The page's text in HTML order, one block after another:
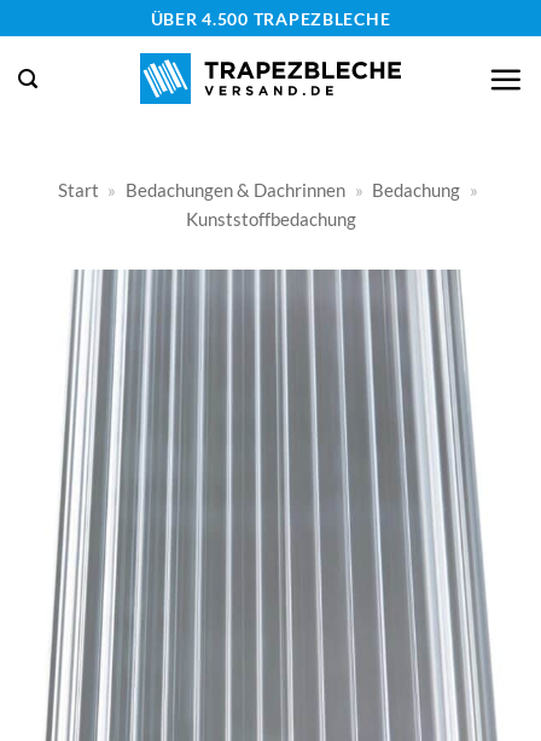
springen
ÜBER 4.500 TRAPEZBLECHE
Start » Bedachungen & Dachrinnen » Bedachung »
Kunststoffbedachung